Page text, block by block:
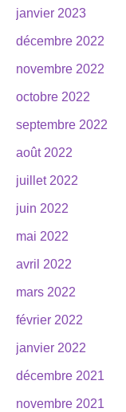
janvier 2023
décembre 2022
novembre 2022
octobre 2022
septembre 2022
août 2022
juillet 2022
juin 2022
mai 2022
avril 2022
mars 2022
février 2022
janvier 2022
décembre 2021
novembre 2021